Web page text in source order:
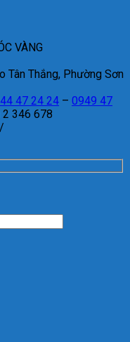
VÀNG
Thắng, Phường Sơn
47 24 24 – 0949 47
346 678
/